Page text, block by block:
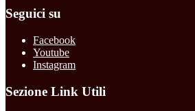
Seguici su
Facebook
Youtube
Instagram
Sezione Link Utili